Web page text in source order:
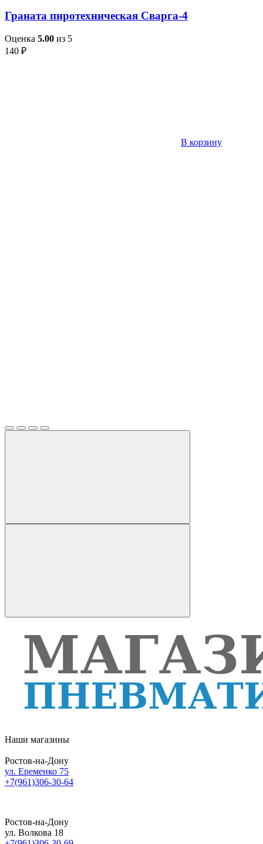
Граната пиротехническая Сварга-4
Оценка 5.00 из 5
140 ₽
В корзину
Наши магазины
Ростов-на-Дону
ул. Еременко 75
+7(961)306-30-64
Ростов-на-Дону
ул. Волкова 18